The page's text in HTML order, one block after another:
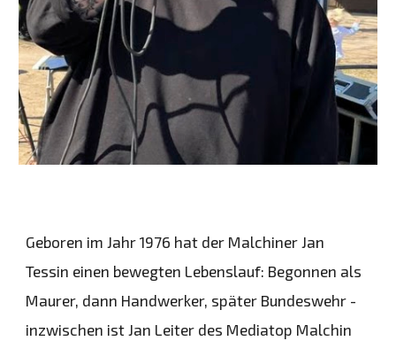
Geboren im Jahr 1976 hat der Malchiner Jan
Tessin einen bewegten Lebenslauf: Begonnen als
Maurer, dann Handwerker, später Bundeswehr -
inzwischen ist Jan Leiter des Mediatop Malchin